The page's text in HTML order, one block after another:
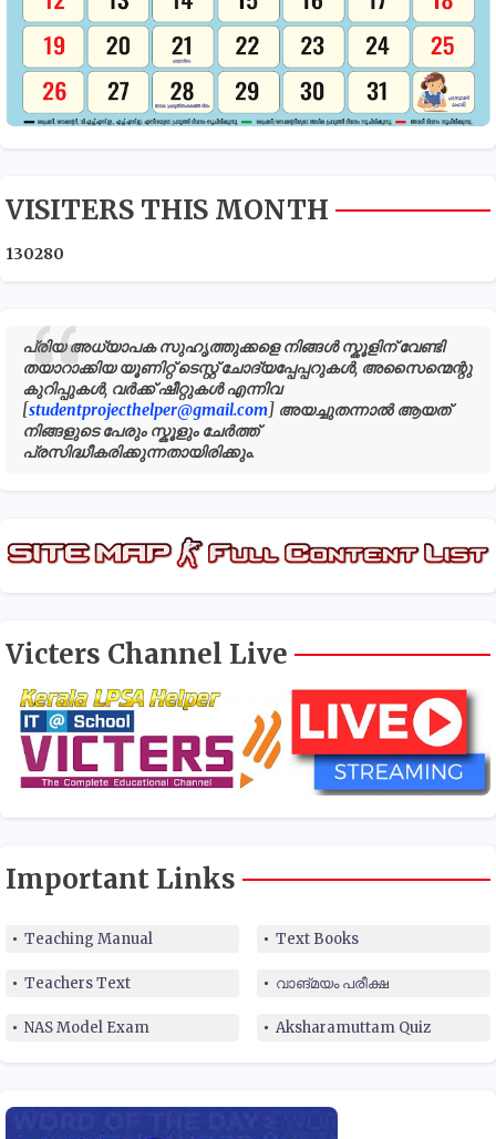
VISITERS THIS MONTH
130280
പ്രിയ അധ്യാപക സുഹൃത്തുക്കളെ നിങ്ങൾ സ്കൂളിന് വേണ്ടി
തയാറാക്കിയ യൂണിറ്റ് ടെസ്റ്റ് ചോദ്യപ്പേപ്പറുകൾ, അസൈന്മെന്റു
കുറിപ്പുകൾ, വർക്ക് ഷീറ്റുകൾ എന്നിവ
[studentprojecthelper@gmail.com] അയച്ചുതന്നാൽ ആയത്
നിങ്ങളുടെ പേരും സ്കൂളും ചേർത്ത്
പ്രസിദ്ധീകരിക്കുന്നതായിരിക്കും.
Victers Channel Live
Important Links
Teaching Manual Text Books
Teachers Text വാങ്മയം പരീക്ഷ
NAS Model Exam Aksharamuttam Quiz